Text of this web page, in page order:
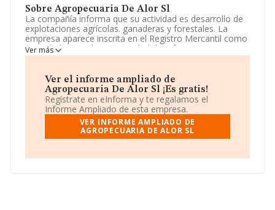
Sobre Agropecuaria De Alor Sl
La compañía informa que su actividad es desarrollo de
explotaciones agrícolas. ganaderas y forestales. La
empresa aparece inscrita en el Registro Mercantil como
Sociedad Limitada. La actividad de referencia CNAE
corresponde a 'Cultivo de cereales (excepto arroz),
0111. La sociedad no tiene actividad en mercados
exteriores.
Ha tenido el mismo número de empleados y teniendo
en cuenta la información a disposición de INFORMA, ha
contado con un número de empleados inferior a la
media de sector.
Dentro del ranking de empresas elaborado por
Ver más
Ver el informe ampliado de
Agropecuaria De Alor Sl ¡Es gratis!
Regístrate en eInforma y te regalamos el
Informe Ampliado de esta empresa.
VER INFORME AMPLIADO DE
AGROPECUARIA DE ALOR SL